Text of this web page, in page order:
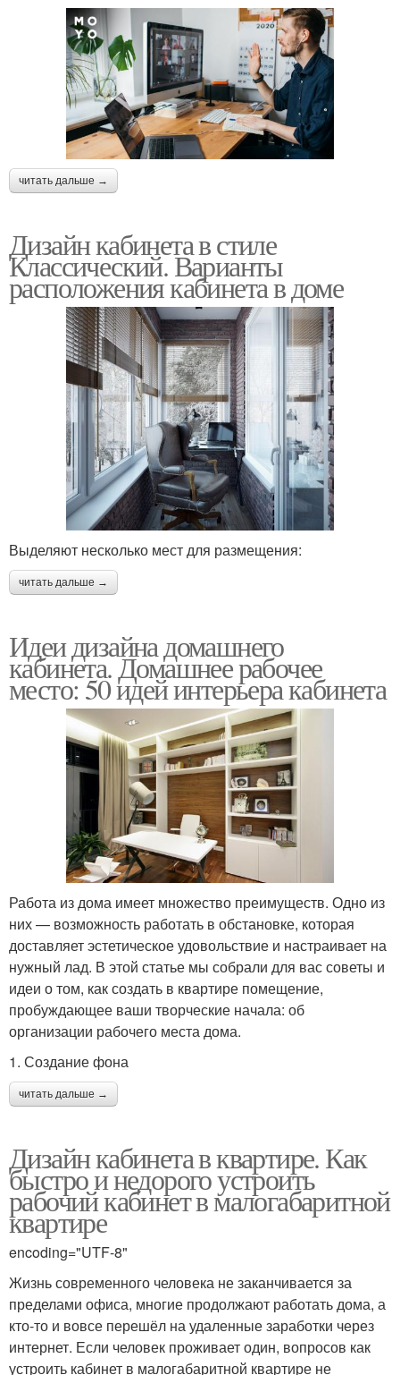
читать дальше →
Дизайн кабинета в стиле
Классический. Варианты
расположения кабинета в доме
Выделяют несколько мест для размещения:
читать дальше →
Идеи дизайна домашнего
кабинета. Домашнее рабочее
место: 50 идей интерьера кабинета
Работа из дома имеет множество преимуществ. Одно из
них — возможность работать в обстановке, которая
доставляет эстетическое удовольствие и настраивает на
нужный лад. В этой статье мы собрали для вас советы и
идеи о том, как создать в квартире помещение,
пробуждающее ваши творческие начала: об
организации рабочего места дома.
1. Создание фона
читать дальше →
Дизайн кабинета в квартире. Как
быстро и недорого устроить
рабочий кабинет в малогабаритной
квартире
encoding="UTF-8"
Жизнь современного человека не заканчивается за
пределами офиса, многие продолжают работать дома, а
кто-то и вовсе перешёл на удаленные заработки через
интернет. Если человек проживает один, вопросов как
устроить кабинет в малогабаритной квартире не